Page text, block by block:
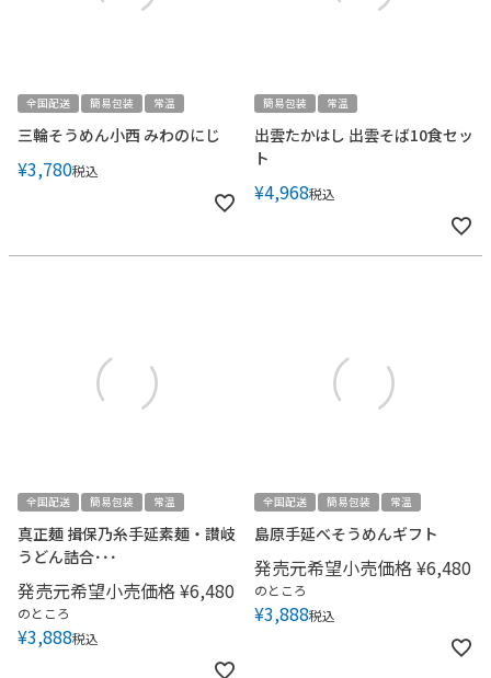
全国配送 簡易包装 常温
三輪そうめん小西 みわのにじ
¥3,780税込
簡易包装 常温
出雲たかはし 出雲そば10食セッ
ト
¥4,968税込
全国配送 簡易包装 常温
真正麺 揖保乃糸手延素麺・讃岐
うどん詰合･･･
発売元希望小売価格¥6,480
のところ
¥3,888税込
全国配送 簡易包装 常温
島原手延べそうめんギフト
発売元希望小売価格¥6,480
のところ
¥3,888税込